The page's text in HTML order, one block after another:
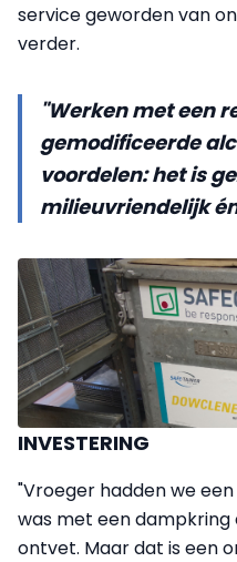
service geworden van
verder.
"Werken met een
gemodificeerde
voordelen: het is
milieuvriendelijk
INVESTERING
"Vroeger hadden we
was met een dampkring
ontvet. Maar dat is een